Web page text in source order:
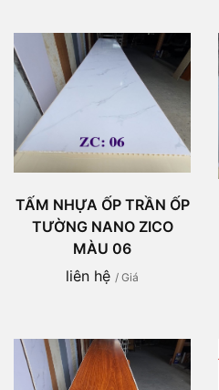
TẤM NHỰA ỐP TRẦN ỐP
TƯỜNG NANO ZICO
MÀU 06
liên hệ / Giá